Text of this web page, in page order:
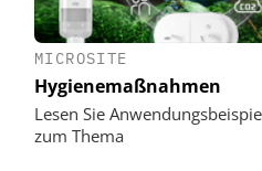
MICROSITE
Hygienemaßnahmen
Lesen Sie
zum ThemaOrdnung zur KI-